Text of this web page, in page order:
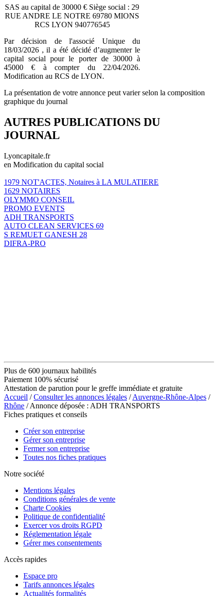
SAS au capital de 30000 € Siège social : 29
RUE ANDRE LE NOTRE 69780 MIONS
RCS LYON 940776545
Par décision de l'associé Unique du
18/03/2026 , il a été décidé d’augmenter le
capital social pour le porter de 30000 à
45000 € à compter du 22/04/2026.
Modification au RCS de LYON.
La présentation de votre annonce peut varier selon la composition
graphique du journal
AUTRES PUBLICATIONS DU
JOURNAL
Lyoncapitale.fr
en Modification du capital social
1979 NOT'ACTES, Notaires à LA MULATIERE
1629 NOTAIRES
OLYMMO CONSEIL
PROMO EVENTS
ADH TRANSPORTS
AUTO CLEAN SERVICES 69
S REMUET GANESH 28
DIFRA-PRO
Plus de 600 journaux habilités
Paiement 100% sécurisé
Attestation de parution pour le greffe immédiate et gratuite
Accueil /Consulter les annonces légales /Auvergne-Rhône-Alpes /
Rhône / Annonce déposée : ADH TRANSPORTS
Fiches pratiques et conseils
Créer son entreprise
Gérer son entreprise
Fermer son entreprise
Toutes nos fiches pratiques
Notre société
Mentions légales
Conditions générales de vente
Charte Cookies
Politique de confidentialité
Exercer vos droits RGPD
Réglementation légale
Gérer mes consentements
Accès rapides
Espace pro
Tarifs annonces légales
Actualités formalités